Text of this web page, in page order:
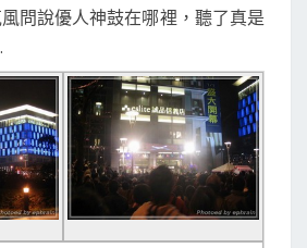
問說優人神鼓在哪裡，聽了真是